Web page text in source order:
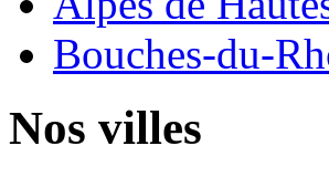
Bouches-du-
Nos villes